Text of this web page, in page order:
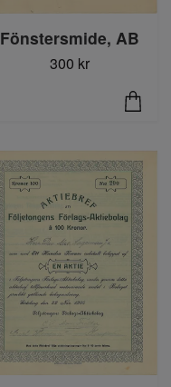
Fönstersmide, AB
300 kr